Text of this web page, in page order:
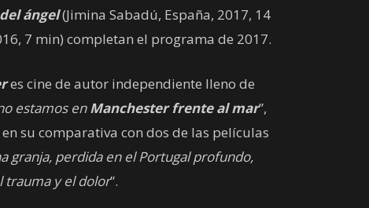
ángel(Jimina Sabadú, España, 2017, 14
7 min) completan el programa de 2017.
es cine de autor independiente lleno de
estamos en Manchester frente al mar”,
su comparativa con dos de las películas
granja, perdida en el Portugal profundo,
trauma y el dolor”.